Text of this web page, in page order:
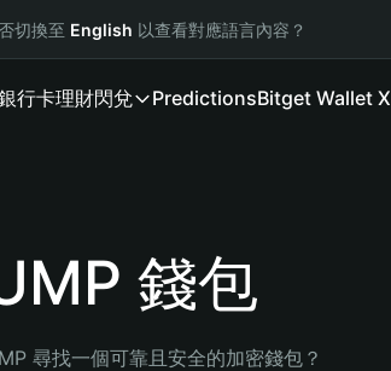
切換至 English 以查看對應語言內容？
行卡理財閃兌 PredictionsBitget Wallet X
錢包
尋找一個可靠且安全的加密錢包？